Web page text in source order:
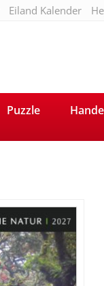
Eiland Kalender
Puzzle